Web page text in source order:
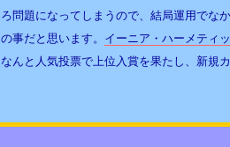
ろ問題になってしまうので、結局運用でな
の事だと思います。 イーニア・ハーメティ
なんと人気投票で上位入賞を果たし、新規